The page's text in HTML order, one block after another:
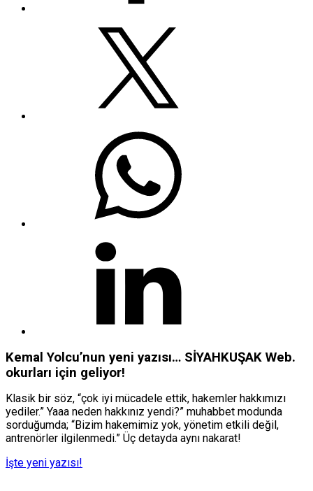
Kemal Yolcu’nun yeni yazısı… SİYAHKUŞAK Web.
okurları için geliyor!
Klasik bir söz, “çok iyi mücadele ettik, hakemler hakkımızı
yediler.” Yaaa neden hakkınız yendi?” muhabbet modunda
sorduğumda; “Bizim hakemimiz yok, yönetim etkili değil,
antrenörler ilgilenmedi.” Üç detayda aynı nakarat!
İşte yeni yazısı!